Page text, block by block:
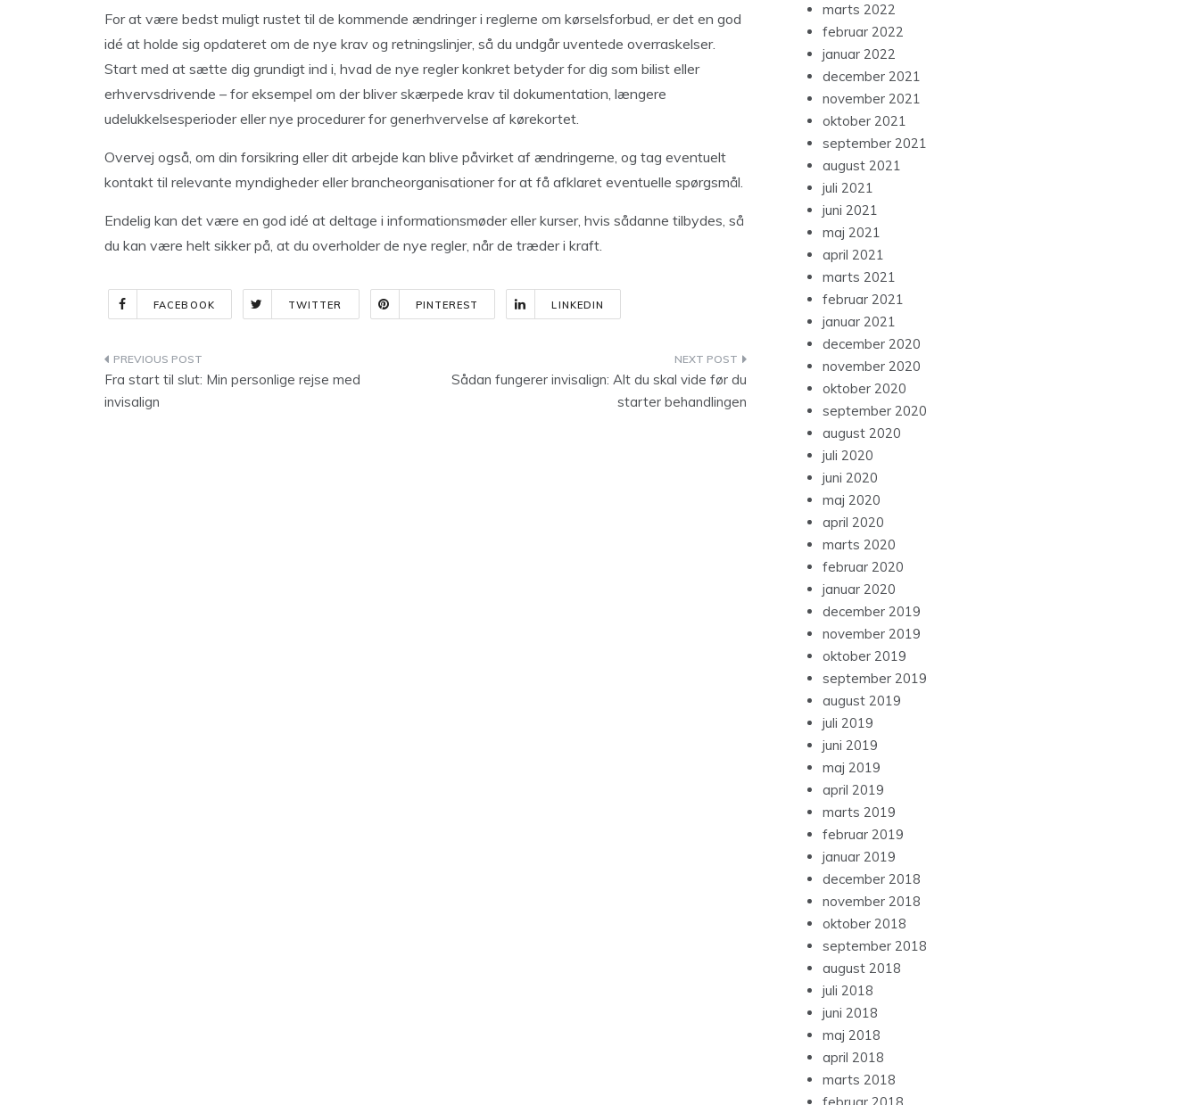
For at være bedst muligt rustet til de kommende ændringer i reglerne om kørselsforbud, er det en god
idé at holde sig opdateret om de nye krav og retningslinjer, så du undgår uventede overraskelser.
Start med at sætte dig grundigt ind i, hvad de nye regler konkret betyder for dig som bilist eller
erhvervsdrivende – for eksempel om der bliver skærpede krav til dokumentation, længere
udelukkelsesperioder eller nye procedurer for generhvervelse af kørekortet.
Overvej også, om din forsikring eller dit arbejde kan blive påvirket af ændringerne, og tag eventuelt
kontakt til relevante myndigheder eller brancheorganisationer for at få afklaret eventuelle spørgsmål.
Endelig kan det være en god idé at deltage i informationsmøder eller kurser, hvis sådanne tilbydes, så
du kan være helt sikker på, at du overholder de nye regler, når de træder i kraft.
FACEBOOK TWITTER PINTEREST LINKEDIN
Indlægsnavigation
Fra start til slut: Min personlige rejse med
invisalign
Sådan fungerer invisalign: Alt du skal vide før du
starter behandlingen
marts 2022
februar 2022
januar 2022
december 2021
november 2021
oktober 2021
september 2021
august 2021
juli 2021
juni 2021
maj 2021
april 2021
marts 2021
februar 2021
januar 2021
december 2020
november 2020
oktober 2020
september 2020
august 2020
juli 2020
juni 2020
maj 2020
april 2020
marts 2020
februar 2020
januar 2020
december 2019
november 2019
oktober 2019
september 2019
august 2019
juli 2019
juni 2019
maj 2019
april 2019
marts 2019
februar 2019
januar 2019
december 2018
november 2018
oktober 2018
september 2018
august 2018
juli 2018
juni 2018
maj 2018
april 2018
marts 2018